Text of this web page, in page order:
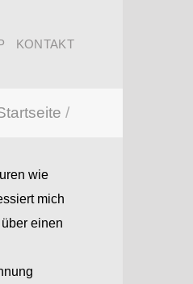
KONTAKT
/
wie
mich
einen